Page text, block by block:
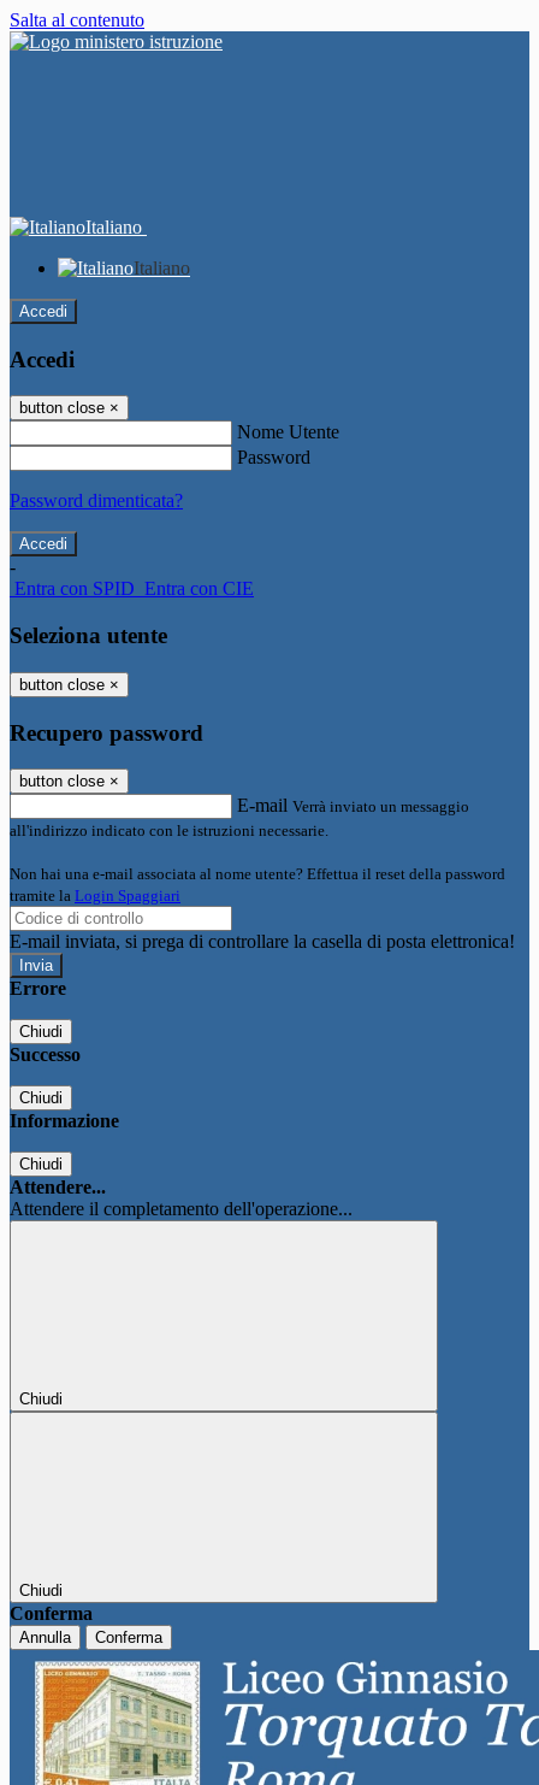
Salta al contenuto
Italiano
Italiano
Accedi
Accedi
button close ×
Nome Utente
Password
Password dimenticata?
-
Entra con SPID Entra con CIE
Seleziona utente
button close ×
Recupero password
button close ×
E-mail Verrà inviato un messaggio
all'indirizzo indicato con le istruzioni necessarie.
Non hai una e-mail associata al nome utente? Effettua il reset della password
tramite la Login Spaggiari
E-mail inviata, si prega di controllare la casella di posta elettronica!
Errore
Chiudi
Successo
Chiudi
Informazione
Chiudi
Attendere...
Attendere il completamento dell'operazione...
Chiudi
Chiudi
Conferma
Annulla Conferma